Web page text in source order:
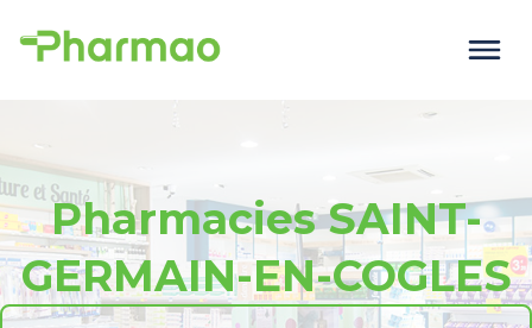
Pharmacies SAINT-
GERMAIN-EN-COGLES